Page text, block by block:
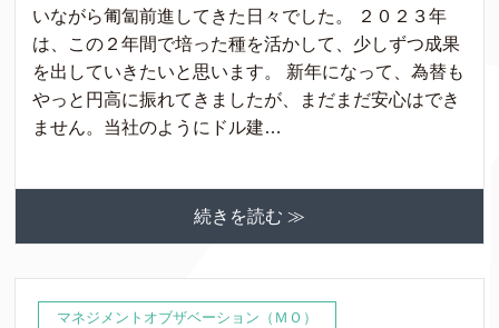
いながら匍匐前進してきた日々でした。 ２０２３年
は、この２年間で培った種を活かして、少しずつ成果
を出していきたいと思います。 新年になって、為替も
やっと円高に振れてきましたが、まだまだ安心はでき
ません。当社のようにドル建…
続きを読む ≫
マネジメントオブザベーション（ＭＯ）